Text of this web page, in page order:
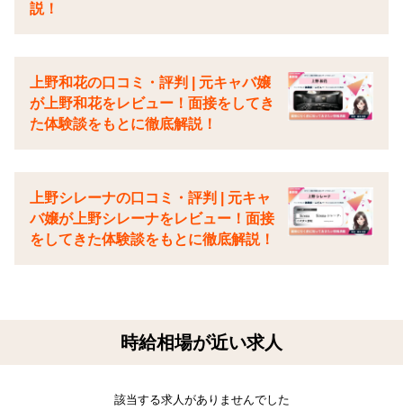
説！
上野和花の口コミ・評判 | 元キャバ嬢
が上野和花をレビュー！面接をしてき
た体験談をもとに徹底解説！
上野シレーナの口コミ・評判 | 元キャ
バ嬢が上野シレーナをレビュー！面接
をしてきた体験談をもとに徹底解説！
時給相場が近い求人
該当する求人がありませんでした